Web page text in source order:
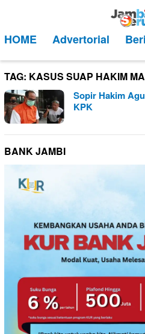
kontenMobile
HOME Advertorial
TAG: KASUS SUAP HAKIM MA
Sopir Hakim
KPK
BANK JAMBI